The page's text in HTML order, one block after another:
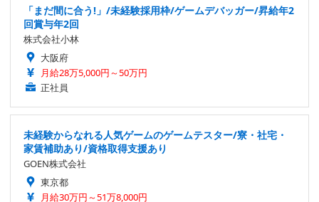
「まだ間に合う!」/未経験採用枠/ゲームデバッガー/昇給年2
回賞与年2回
株式会社小林
大阪府
月給28万5,000円～50万円
正社員
未経験からなれる人気ゲームのゲームテスター/寮・社宅・
家賃補助あり/資格取得支援あり
GOEN株式会社
東京都
月給30万円～51万8,000円